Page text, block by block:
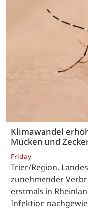
Klimawandel
Mücken und
Friday
Trier/Region.
zunehmender
erstmals in
Infektion